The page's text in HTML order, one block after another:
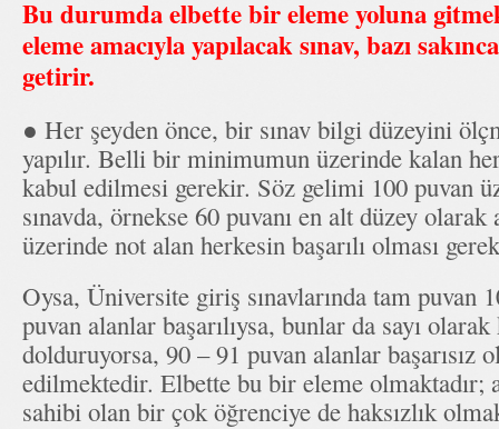
Bu durumda elbette bir eleme yoluna
eleme amacıyla yapılacak sınav, bazı
getirir.
● Her şeyden önce, bir sınav bilgi düzeyini
yapılır. Belli bir minimumun üzerinde kalan
kabul edilmesi gerekir. Söz gelimi 100 puvan
sınavda, örnekse 60 puvanı en alt düzey olarak
üzerinde not alan herkesin başarılı olması
Oysa, Üniversite giriş sınavlarında tam puvan
puvan alanlar başarılıysa, bunlar da sayı olarak
dolduruyorsa, 90 – 91 puvan alanlar başarısız
edilmektedir. Elbette bu bir eleme olmaktadır;
sahibi olan bir çok öğrenciye de haksızlık